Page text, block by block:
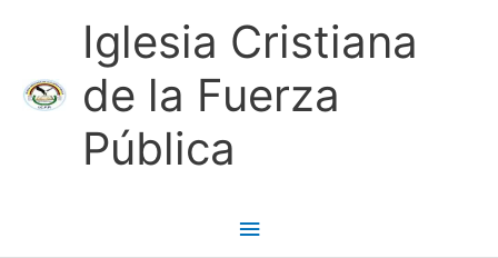
Iglesia Cristiana
de la Fuerza
Pública
Menú